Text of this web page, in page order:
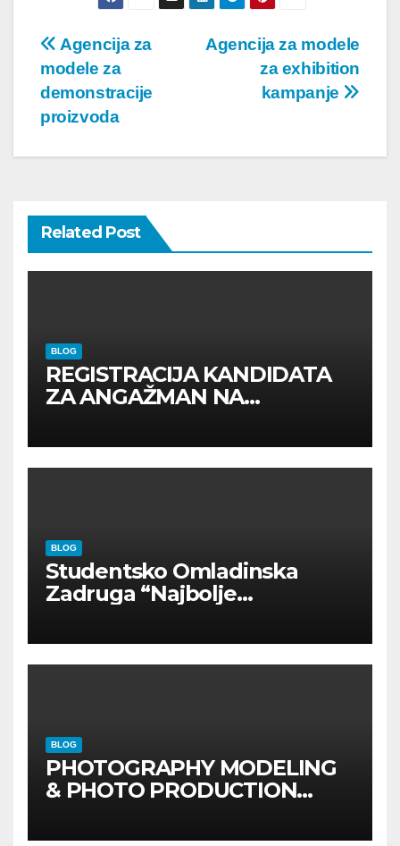
Post
navigation
Agencija za modele
za exhibition
kampanje
Agencija za
modele za
demonstracije
proizvoda
Related Post
BLOG
REGISTRACIJA KANDIDATA
ZA ANGAŽMAN NA
BLOG
Studentsko Omladinska
Zadruga “Najbolje
BLOG
PHOTOGRAPHY MODELING
& PHOTO PRODUCTION
kroz foto modele,